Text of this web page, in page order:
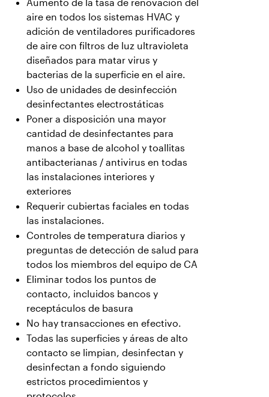
Aumento de la tasa de renovación del
aire en todos los sistemas HVAC y
adición de ventiladores purificadores
de aire con filtros de luz ultravioleta
diseñados para matar virus y
bacterias de la superficie en el aire.
Uso de unidades de desinfección
desinfectantes electrostáticas
Poner a disposición una mayor
cantidad de desinfectantes para
manos a base de alcohol y toallitas
antibacterianas / antivirus en todas
las instalaciones interiores y
exteriores
Requerir cubiertas faciales en todas
las instalaciones.
Controles de temperatura diarios y
preguntas de detección de salud para
todos los miembros del equipo de CA
Eliminar todos los puntos de
contacto, incluidos bancos y
receptáculos de basura
No hay transacciones en efectivo.
Todas las superficies y áreas de alto
contacto se limpian, desinfectan y
desinfectan a fondo siguiendo
estrictos procedimientos y